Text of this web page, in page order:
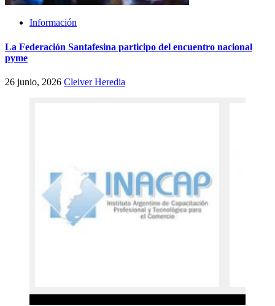
Información
La Federación Santafesina participo del encuentro nacional
pyme
26 junio, 2026 Cleiver Heredia